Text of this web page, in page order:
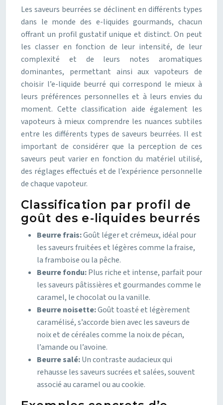
Les saveurs beurrées se déclinent en différents types
dans le monde des e-liquides gourmands, chacun
offrant un profil gustatif unique et distinct. On peut
les classer en fonction de leur intensité, de leur
complexité et de leurs notes aromatiques
dominantes, permettant ainsi aux vapoteurs de
choisir l’e-liquide beurré qui correspond le mieux à
leurs préférences personnelles et à leurs envies du
moment. Cette classification aide également les
vapoteurs à mieux comprendre les nuances subtiles
entre les différents types de saveurs beurrées. Il est
important de considérer que la perception de ces
saveurs peut varier en fonction du matériel utilisé,
des réglages effectués et de l’expérience personnelle
de chaque vapoteur.
Classification par profil de
goût des e-liquides beurrés
Beurre frais:Goût léger et crémeux, idéal pour
les saveurs fruitées et légères comme la fraise,
la framboise ou la pêche.
Beurre fondu:Plus riche et intense, parfait pour
les saveurs pâtissières et gourmandes comme le
caramel, le chocolat ou la vanille.
Beurre noisette:Goût toasté et légèrement
caramélisé, s’accorde bien avec les saveurs de
noix et de céréales comme la noix de pécan,
l’amande ou l’avoine.
Beurre salé:Un contraste audacieux qui
rehausse les saveurs sucrées et salées, souvent
associé au caramel ou au cookie.